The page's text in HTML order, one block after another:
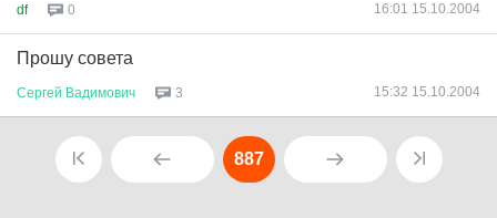
df 0 16:01 15.10.2004
Прошу совета
Сергей Вадимович 3 15:32 15.10.2004
887